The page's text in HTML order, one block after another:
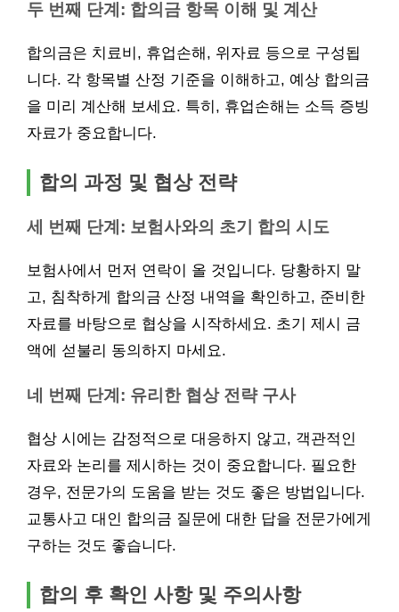
두 번째 단계: 합의금 항목 이해 및 계산
합의금은 치료비, 휴업손해, 위자료 등으로 구성됩
니다. 각 항목별 산정 기준을 이해하고, 예상 합의금
을 미리 계산해 보세요. 특히, 휴업손해는 소득 증빙
자료가 중요합니다.
합의 과정 및 협상 전략
세 번째 단계: 보험사와의 초기 합의 시도
보험사에서 먼저 연락이 올 것입니다. 당황하지 말
고, 침착하게 합의금 산정 내역을 확인하고, 준비한
자료를 바탕으로 협상을 시작하세요. 초기 제시 금
액에 섣불리 동의하지 마세요.
네 번째 단계: 유리한 협상 전략 구사
협상 시에는 감정적으로 대응하지 않고, 객관적인
자료와 논리를 제시하는 것이 중요합니다. 필요한
경우, 전문가의 도움을 받는 것도 좋은 방법입니다.
교통사고 대인 합의금 질문에 대한 답을 전문가에게
구하는 것도 좋습니다.
합의 후 확인 사항 및 주의사항